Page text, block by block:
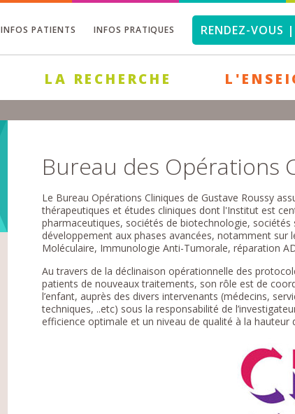
INFOS PATIENTS INFOS PRATIQUES RENDEZ-VOUS
LA RECHERCHE
Bureau des Opérations
Le Bureau Opérations Cliniques de Gustave Roussy
thérapeutiques et études cliniques dont l'Institut est
pharmaceutiques, sociétés de biotechnologie,
développement aux phases avancées, notamment sur
Moléculaire, Immunologie Anti-Tumorale, réparation
Au travers de la déclinaison opérationnelle des
patients de nouveaux traitements, son rôle est de
l’enfant, auprès des divers intervenants (médecins,
techniques, ..etc) sous la responsabilité de
efficience optimale et un niveau de qualité à la hauteur